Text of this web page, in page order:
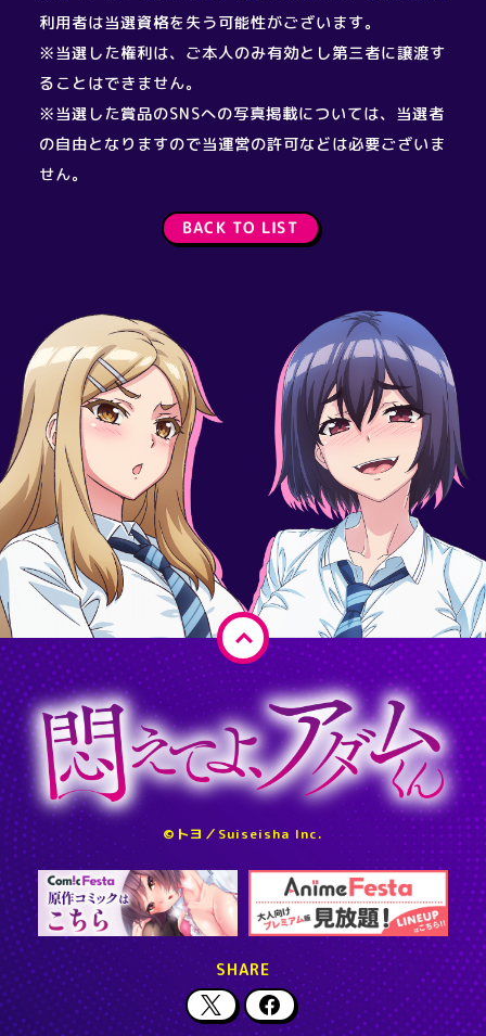
利用者は当選資格を失う可能性がございます。
※当選した権利は、ご本人のみ有効とし第三者に譲渡す
ることはできません。
※当選した賞品のSNSへの写真掲載については、当選者
の自由となりますので当運営の許可などは必要ございま
せん。
BACK TO LIST
ペ
ー
ジ
ト
ッ
プ
戻
る
©トヨ／Suiseisha Inc.
SHARE
X
F